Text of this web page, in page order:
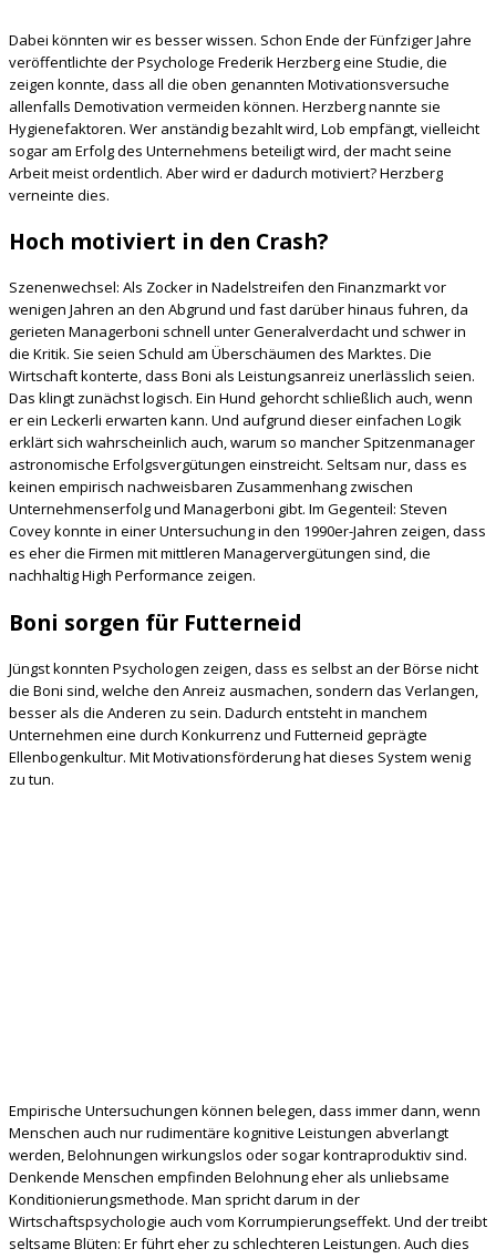
Dabei könnten wir es besser wissen. Schon Ende der Fünfziger Jahre
veröffentlichte der Psychologe Frederik Herzberg eine Studie, die
zeigen konnte, dass all die oben genannten Motivationsversuche
allenfalls Demotivation vermeiden können. Herzberg nannte sie
Hygienefaktoren. Wer anständig bezahlt wird, Lob empfängt, vielleicht
sogar am Erfolg des Unternehmens beteiligt wird, der macht seine
Arbeit meist ordentlich. Aber wird er dadurch motiviert? Herzberg
verneinte dies.
Hoch motiviert in den Crash?
Szenenwechsel: Als Zocker in Nadelstreifen den Finanzmarkt vor
wenigen Jahren an den Abgrund und fast darüber hinaus fuhren, da
gerieten Managerboni schnell unter Generalverdacht und schwer in
die Kritik. Sie seien Schuld am Überschäumen des Marktes. Die
Wirtschaft konterte, dass Boni als Leistungsanreiz unerlässlich seien.
Das klingt zunächst logisch. Ein Hund gehorcht schließlich auch, wenn
er ein Leckerli erwarten kann. Und aufgrund dieser einfachen Logik
erklärt sich wahrscheinlich auch, warum so mancher Spitzenmanager
astronomische Erfolgsvergütungen einstreicht. Seltsam nur, dass es
keinen empirisch nachweisbaren Zusammenhang zwischen
Unternehmenserfolg und Managerboni gibt. Im Gegenteil: Steven
Covey konnte in einer Untersuchung in den 1990er-Jahren zeigen, dass
es eher die Firmen mit mittleren Managervergütungen sind, die
nachhaltig High Performance zeigen.
Boni sorgen für Futterneid
Jüngst konnten Psychologen zeigen, dass es selbst an der Börse nicht
die Boni sind, welche den Anreiz ausmachen, sondern das Verlangen,
besser als die Anderen zu sein. Dadurch entsteht in manchem
Unternehmen eine durch Konkurrenz und Futterneid geprägte
Ellenbogenkultur. Mit Motivationsförderung hat dieses System wenig
zu tun.
Empirische Untersuchungen können belegen, dass immer dann, wenn
Menschen auch nur rudimentäre kognitive Leistungen abverlangt
werden, Belohnungen wirkungslos oder sogar kontraproduktiv sind.
Denkende Menschen empfinden Belohnung eher als unliebsame
Konditionierungsmethode. Man spricht darum in der
Wirtschaftspsychologie auch vom Korrumpierungseffekt. Und der treibt
seltsame Blüten: Er führt eher zu schlechteren Leistungen. Auch dies